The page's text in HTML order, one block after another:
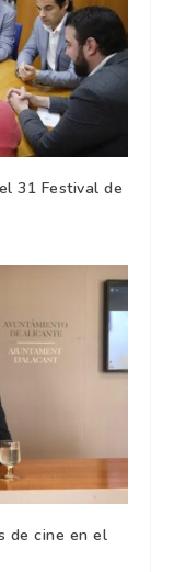
31 Festival de
de cine en el